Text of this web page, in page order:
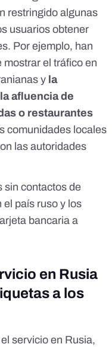
restringido algunas
usuarios obtener
Por ejemplo, han
el tráfico en
y la
afluencia de
o restaurantes
comunidades locales
las autoridades
sin contactos de
el país rusoy los
bancaria a
en Rusia
a los
servicio en Rusia,